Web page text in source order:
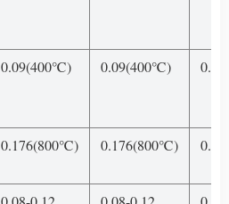
0.09(400℃) 0.09(400℃)
0.176(800℃) 0.176(800℃)